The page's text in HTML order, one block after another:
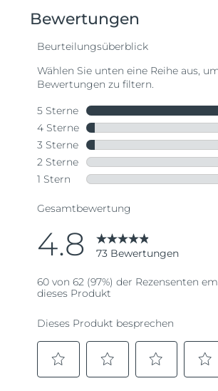
Durchschnittswert
der
Bewertung.
Read
Reviews.
Link
derselben